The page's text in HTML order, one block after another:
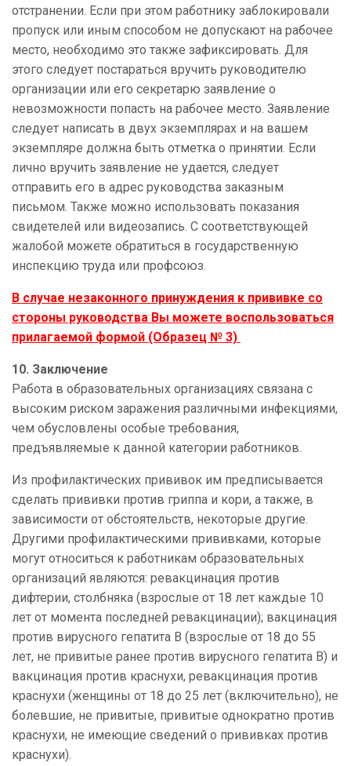
отстранении. Если при этом работнику заблокировали
пропуск или иным способом не допускают на рабочее
место, необходимо это также зафиксировать. Для
этого следует постараться вручить руководителю
организации или его секретарю заявление о
невозможности попасть на рабочее место. Заявление
следует написать в двух экземплярах и на вашем
экземпляре должна быть отметка о принятии. Если
лично вручить заявление не удается, следует
отправить его в адрес руководства заказным
письмом. Также можно использовать показания
свидетелей или видеозапись. С соответствующей
жалобой можете обратиться в государственную
инспекцию труда или профсоюз.
В случае незаконного принуждения к прививке со
стороны руководства Вы можете воспользоваться
прилагаемой формой (Образец № 3)
10. Заключение
Работа в образовательных организациях связана с
высоким риском заражения различными инфекциями,
чем обусловлены особые требования,
предъявляемые к данной категории работников.
Из профилактических прививок им предписывается
сделать прививки против гриппа и кори, а также, в
зависимости от обстоятельств, некоторые другие.
Другими профилактическими прививками, которые
могут относиться к работникам образовательных
организаций являются: ревакцинация против
дифтерии, столбняка (взрослые от 18 лет каждые 10
лет от момента последней ревакцинации); вакцинация
против вирусного гепатита B (взрослые от 18 до 55
лет, не привитые ранее против вирусного гепатита B) и
вакцинация против краснухи, ревакцинация против
краснухи (женщины от 18 до 25 лет (включительно), не
болевшие, не привитые, привитые однократно против
краснухи, не имеющие сведений о прививках против
краснухи).